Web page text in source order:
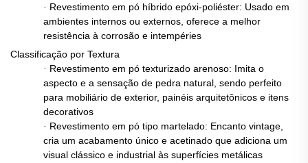
· Revestimento em pó híbrido epóxi-poliéster: Usado em
ambientes internos ou externos, oferece a melhor
resistência à corrosão e intempéries
Classificação por Textura
· Revestimento em pó texturizado arenoso: Imita o
aspecto e a sensação de pedra natural, sendo perfeito
para mobiliário de exterior, painéis arquitetônicos e itens
decorativos
· Revestimento em pó tipo martelado: Encanto vintage,
cria um acabamento único e acetinado que adiciona um
visual clássico e industrial às superfícies metálicas